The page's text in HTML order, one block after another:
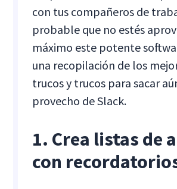
con tus compañeros de
probable que no estés
máximo este potente
una recopilación de los
trucos y trucos para sacar
provecho de Slack.
1. Crea listas de
con